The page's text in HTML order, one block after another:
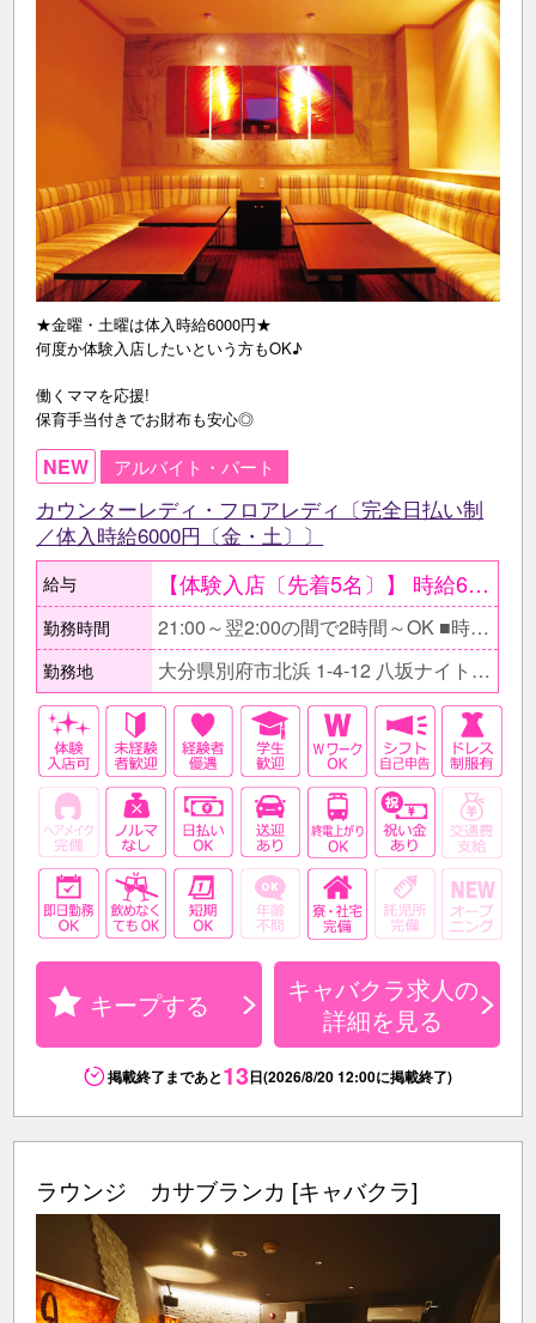
★金曜・土曜は体入時給6000円★
何度か体験入店したいという方もOK♪
働くママを応援!
保育手当付きでお財布も安心◎
NEW アルバイト・パート
カウンターレディ・フロアレディ〔完全日払い制
／体入時給6000円〔金・土〕〕
給与 【体験入店〔先着5名〕】 時給6000円〔金曜・土曜〕 時給5000円〔平日〕 ●最低保証日給2万円。 ○体験入店は複数回OK。 ●当日全額現金支給。 【在籍後】 時給2500円以上＋各種高額バック有 〇同伴･指名バック100％、 ドリンク・ボトルキープバック30% 【月収例】 ≪しっかり稼ぎたい主婦≫ 時給2500円×1日3h×週3日 =月収9万円+各種高額バック! ≪週末だけ働く学生≫ 時給2500円×1日4h×週2日 ＝月収8万円＋各種高額バック！
勤務時間 21:00～翌2:00の間で2時間～OK ■時間帯はお気軽にご相談下さい。 □自分の生活スタイルを優先できるので気軽に働けますよ♪ ■フルタイムでガッツリ稼ぎたい方もお待ちしています！
勤務地 大分県別府市北浜 1-4-12 八坂ナイトタウンビル1F
キープする
キャバクラ求人の
詳細を見る
掲載終了まであと13日(2026/8/20 12:00に掲載終了)
ラウンジ カサブランカ [キャバクラ]